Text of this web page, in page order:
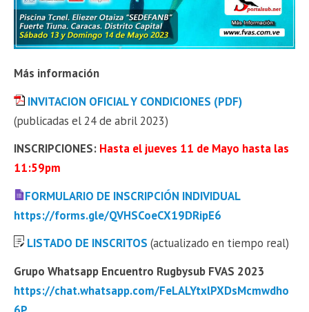
Más información
INVITACION OFICIAL Y CONDICIONES (PDF)
(publicadas el 24 de abril 2023)
INSCRIPCIONES: Hasta el jueves 11 de Mayo hasta las
11:59pm
FORMULARIO DE INSCRIPCIÓN INDIVIDUAL
https://forms.gle/QVHSCoeCX19DRipE6
LISTADO DE INSCRITOS(actualizado en tiempo real)
Grupo Whatsapp Encuentro Rugbysub FVAS 2023
https://chat.whatsapp.com/FeLALYtxlPXDsMcmwdho